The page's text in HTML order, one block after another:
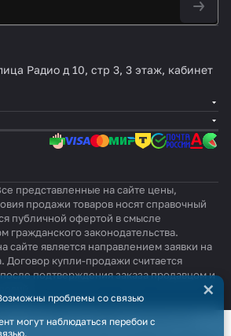
Радио д 10, стр 3, 3 этаж, кабинет
представленные на сайте цены,
продажи товаров носят справочный
публичной офертой в смысле
гражданского законодательства.
сайте является направлением заявки на
Договор купли-продажи считается
подтверждения заказа продавцом и
Оферта проблемы со связью
могут наблюдаться перебои с
×
наш сайт, вы даёте согласие на